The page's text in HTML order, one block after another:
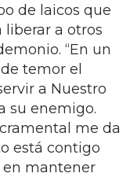
de laicos que
liberar a otros
“En un
temor el
a Nuestro
su enemigo.
me da
está contigo
en mantener